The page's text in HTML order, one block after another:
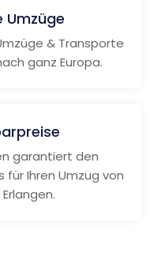
Umzüge
& Transporte
ganz Europa.
garantiert den
für Ihren Umzug von